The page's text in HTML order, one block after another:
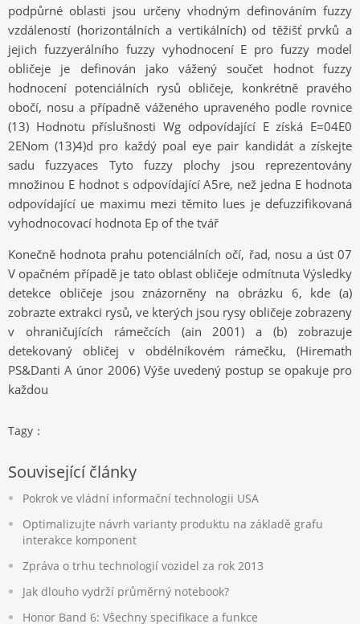
podpůrné oblasti jsou určeny vhodným definováním fuzzy
vzdáleností (horizontálních a vertikálních) od těžišť prvků a
jejich fuzzyerálního fuzzy vyhodnocení E pro fuzzy model
obličeje je definován jako vážený součet hodnot fuzzy
hodnocení potenciálních rysů obličeje, konkrétně pravého
obočí, nosu a případně váženého upraveného podle rovnice
(13) Hodnotu příslušnosti Wg odpovídající E získá E=04E0
2ENom (13)4)d pro každý poal eye pair kandidát a získejte
sadu fuzzyaces Tyto fuzzy plochy jsou reprezentovány
množinou E hodnot s odpovídající A5re, než jedna E hodnota
odpovídající ue maximu mezi těmito lues je defuzzifikovaná
vyhodnocovací hodnota Ep of the tvář
Konečně hodnota prahu potenciálních očí, řad, nosu a úst 07
V opačném případě je tato oblast obličeje odmítnuta Výsledky
detekce obličeje jsou znázorněny na obrázku 6, kde (a)
zobrazte extrakci rysů, ve kterých jsou rysy obličeje zobrazeny
v ohraničujících rámečcích (ain 2001) a (b) zobrazuje
detekovaný obličej v obdélníkovém rámečku, (Hiremath
PS&Danti A únor 2006) Výše ​​uvedený postup se opakuje pro
každou
Tagy：
Související články
Pokrok ve vládní informační technologii USA
Optimalizujte návrh varianty produktu na základě grafu
interakce komponent
Zpráva o trhu technologií vozidel za rok 2013
Jak dlouho vydrží průměrný notebook?
Honor Band 6: Všechny specifikace a funkce